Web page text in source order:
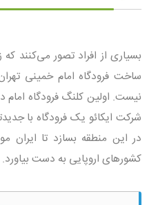
بسیاری از افراد تصور می‌کنند
ساخت فرودگاه امام خمینی
شرکت ایکائو یک فرودگاه با
در این منطقه بسازد تا ایران
کشورهای اروپایی به دست بیاورد.